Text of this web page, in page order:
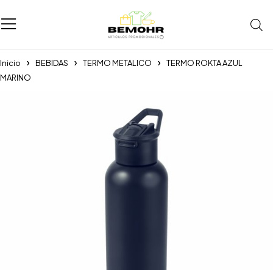
Inicio BEBIDAS TERMO METALICO
TERMO ROKTA AZUL
MARINO